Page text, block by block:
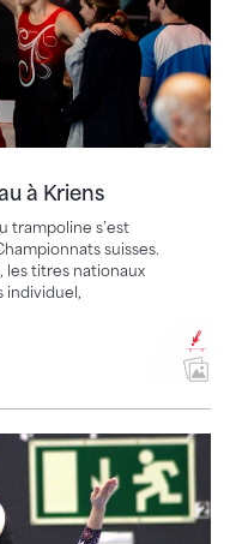
à Kriens
trampoline s’est
suisses.
les titres nationaux
individuel,
5e place